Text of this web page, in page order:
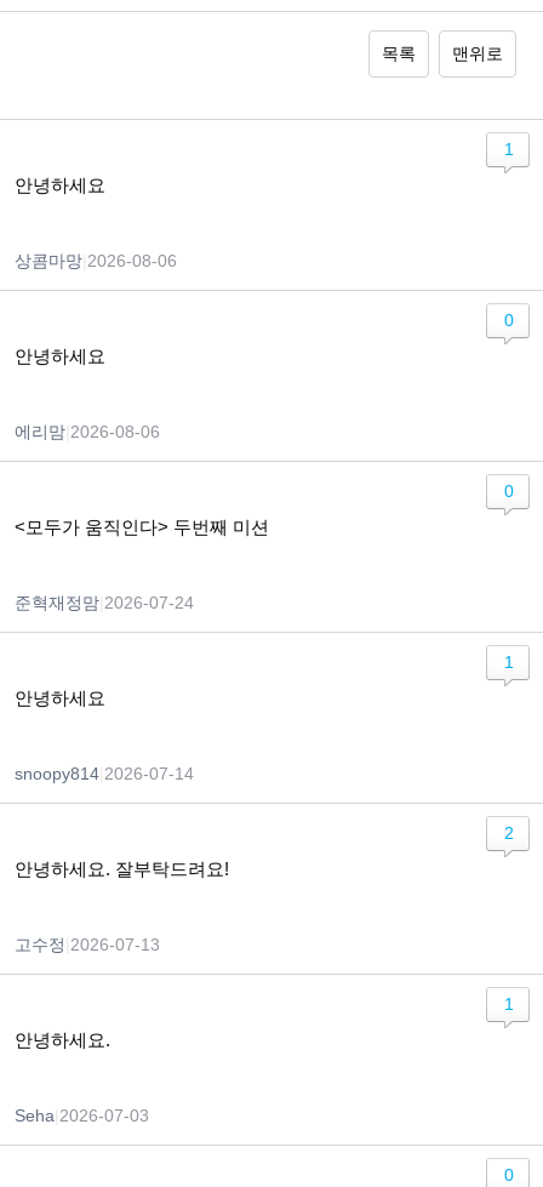
목록 맨위로
안녕하세요
상콤마망 2026-08-06
1
안녕하세요
에리맘 2026-08-06
0
<모두가 움직인다> 두번째 미션
준혁재정맘 2026-07-24
0
안녕하세요
snoopy814 2026-07-14
1
안녕하세요. 잘부탁드려요!
고수정 2026-07-13
2
안녕하세요.
Seha 2026-07-03
1
0